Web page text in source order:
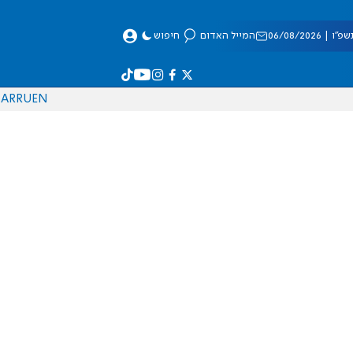
08/2026 המייל האדום חיפוש
EN
RU
AR